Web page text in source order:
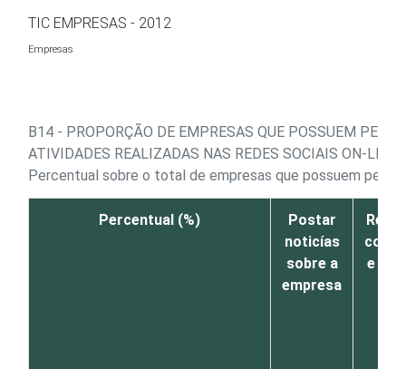
TIC EMPRESAS - 2012
Empresas
B14 - PROPORÇÃO DE EMPRESAS QUE POSSUEM
ATIVIDADES REALIZADAS NAS REDES SOCIAIS ON-
Percentual sobre o total de empresas que possuem perfil
Percentual (%)
Postar
noticías
sobre a
empresa
e